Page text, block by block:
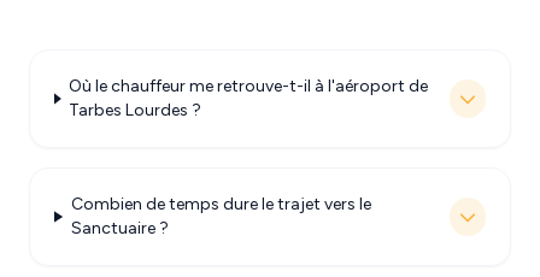
Où le chauffeur me retrouve-t-il à l'aéroport de
Tarbes Lourdes ?
Combien de temps dure le trajet vers le
Sanctuaire ?